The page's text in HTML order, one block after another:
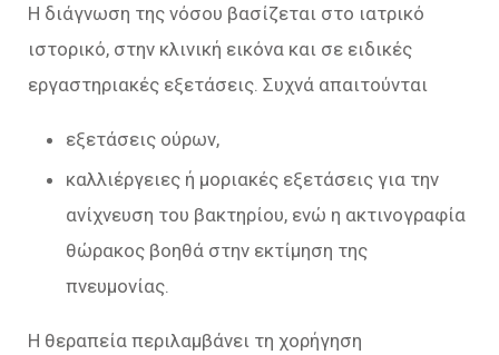
Η διάγνωση της νόσου βασίζεται στο ιατρικό
ιστορικό, στην κλινική εικόνα και σε ειδικές
εργαστηριακές εξετάσεις. Συχνά απαιτούνται
εξετάσεις ούρων,
καλλιέργειες ή μοριακές εξετάσεις για την
ανίχνευση του βακτηρίου, ενώ η ακτινογραφία
θώρακος βοηθά στην εκτίμηση της
πνευμονίας.
Η θεραπεία περιλαμβάνει τη χορήγηση